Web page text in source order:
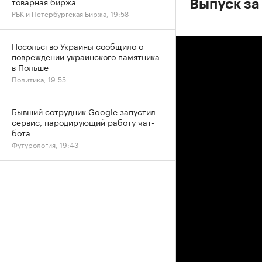
Выпуск
РБК и Петербургская Биржа, 19:58
Посольство Украины сообщило о
повреждении украинского памятника
в Польше
Политика, 19:55
Бывший сотрудник Google запустил
сервис, пародирующий работу чат-
бота
Футурология, 19:43